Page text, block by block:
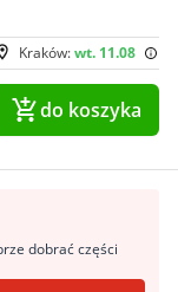
Kraków:wt. 11.08
do koszyka
dobrać części